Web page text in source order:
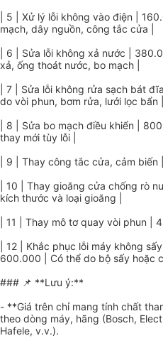
| 5 | Xử lý lỗi không vào điện |
mạch, dây nguồn, công tắc cửa |
| 6 | Sửa lỗi không xả nước |
xả, ống thoát nước, bo mạch |
| 7 | Sửa lỗi không rửa sạch bát
do vòi phun, bơm rửa, lưới lọc bẩn |
| 8 | Sửa bo mạch điều khiển |
thay mới tùy lỗi |
| 9 | Thay công tắc cửa, cảm
| 10 | Thay gioăng cửa chống rò
kích thước và loại gioăng |
| 11 | Thay mô tơ quay vòi phun |
| 12 | Khắc phục lỗi máy không
600.000 | Có thể do bộ sấy hoặc
### 📌 **Lưu ý:**
- **Giá trên chỉ mang tính chất
theo dòng máy, hãng (Bosch,
Hafele, v.v.).